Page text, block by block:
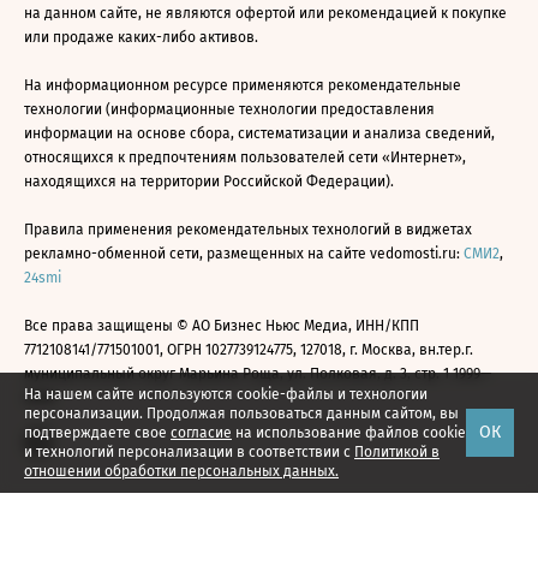
На нашем сайте используются cookie-файлы и технологии
персонализации. Продолжая пользоваться данным сайтом, вы
подтверждаете свое согласие на использование файлов cookie
и технологий персонализации в соответствии с Политикой в
отношении обработки персональных данных.
ОК
на данном сайте, не являются офертой или рекомендацией к покупке
или продаже каких-либо активов.
На информационном ресурсе применяются рекомендательные
технологии (информационные технологии предоставления
информации на основе сбора, систематизации и анализа сведений,
относящихся к предпочтениям пользователей сети «Интернет»,
находящихся на территории Российской Федерации).
Правила применения рекомендательных технологий в виджетах
рекламно-обменной сети, размещенных на сайте vedomosti.ru: СМИ2,
24smi
Все права защищены © АО Бизнес Ньюс Медиа, ИНН/КПП
7712108141/771501001, ОГРН 1027739124775, 127018, г. Москва, вн.тер.г.
муниципальный округ Марьина Роща, ул. Полковая, д. 3, стр. 1 1999—
2026